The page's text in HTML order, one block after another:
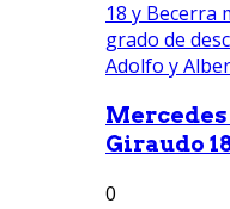
Mercedes
Giraudo
0